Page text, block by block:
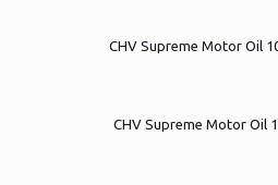
CHV Supreme Motor Oil
CHV Supreme Motor Oil